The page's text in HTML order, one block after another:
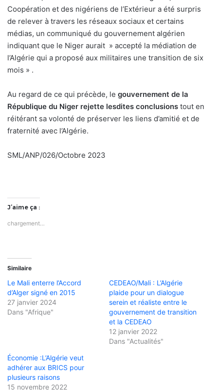
Coopération et des nigériens de l’Extérieur a été surpris
de relever à travers les réseaux sociaux et certains
médias, un communiqué du gouvernement algérien
indiquant que le Niger aurait » accepté la médiation de
l’Algérie qui a proposé aux militaires une transition de six
mois » .
Au regard de ce qui précède, le gouvernement de la
République du Niger rejette lesdites conclusions tout en
réitérant sa volonté de préserver les liens d’amitié et de
fraternité avec l’Algérie.
SML/ANP/026/Octobre 2023
J’aime ça :
chargement…
Similaire
Le Mali enterre l’Accord
d’Alger signé en 2015
27 janvier 2024
Dans "Afrique"
CEDEAO/Mali : L’Algérie
plaide pour un dialogue
serein et réaliste entre le
gouvernement de transition
et la CEDEAO
12 janvier 2022
Dans "Actualités"
Économie :L’Algérie veut
adhérer aux BRICS pour
plusieurs raisons
15 novembre 2022